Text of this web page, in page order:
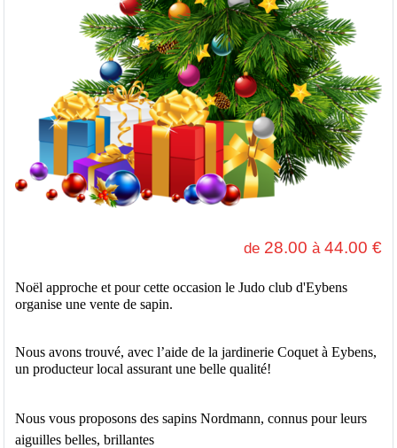
de 28.00 à 44.00 €
Noël approche et pour cette occasion le Judo club d'Eybens
organise une vente de sapin.
Nous avons trouvé, avec l’aide de la jardinerie Coquet à Eybens,
un producteur local assurant une belle qualité!
Nous vous proposons des sapins Nordmann, connus pour leurs
aiguilles belles, brillantes